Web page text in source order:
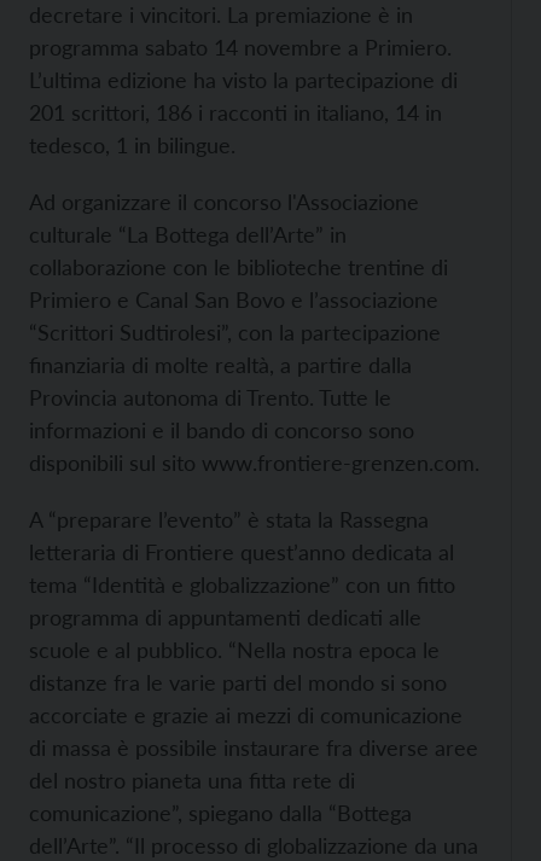
decretare i vincitori. La premiazione è in
programma sabato 14 novembre a Primiero.
L’ultima edizione ha visto la partecipazione di
201 scrittori, 186 i racconti in italiano, 14 in
tedesco, 1 in bilingue.
Ad organizzare il concorso l'Associazione
culturale “La Bottega dell’Arte” in
collaborazione con le biblioteche trentine di
Primiero e Canal San Bovo e l’associazione
“Scrittori Sudtirolesi”, con la partecipazione
finanziaria di molte realtà, a partire dalla
Provincia autonoma di Trento. Tutte le
informazioni e il bando di concorso sono
disponibili sul sito www.frontiere-grenzen.com.
A “preparare l’evento” è stata la Rassegna
letteraria di Frontiere quest’anno dedicata al
tema “Identità e globalizzazione” con un fitto
programma di appuntamenti dedicati alle
scuole e al pubblico. “Nella nostra epoca le
distanze fra le varie parti del mondo si sono
accorciate e grazie ai mezzi di comunicazione
di massa è possibile instaurare fra diverse aree
del nostro pianeta una fitta rete di
comunicazione”, spiegano dalla “Bottega
dell’Arte”. “Il processo di globalizzazione da una